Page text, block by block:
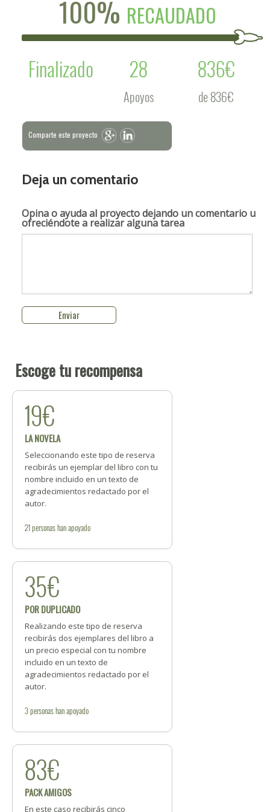
100% RECAUDADO
Finalizado
28
Apoyos
836€
de 836€
Comparte este proyecto
Deja un comentario
Opina o ayuda al proyectodejando un comentario u
ofreciéndote a realizar alguna tarea
Escoge tu recompensa
19€
LA NOVELA
Seleccionando este tipo de reserva
recibirás un ejemplar del libro con tu
nombre incluido en un texto de
agradecimientos redactado por el
autor.
21personashan apoyado
35€
POR DUPLICADO
Realizando este tipo de reserva
recibirás dos ejemplares del libro a
un precio especial con tu nombre
incluido en un texto de
agradecimientos redactado por el
autor.
3personashan apoyado
83€
PACK AMIGOS
En este caso recibirás cinco